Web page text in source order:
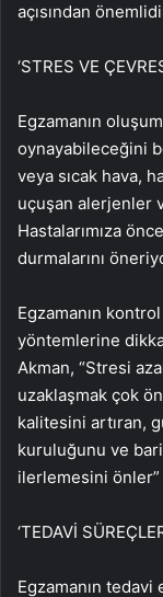
açısından
‘STRES VE
Egzamanın
oynayabileceğini
veya sıcak hava,
uçuşan alerjenler
Hastalarımıza
durmalarını
Egzamanın
yöntemlerine
Akman, “Stresi
uzaklaşmak çok
kalitesini artıran,
kuruluğunu ve
ilerlemesini önler”
‘TEDAVİ
Egzamanın